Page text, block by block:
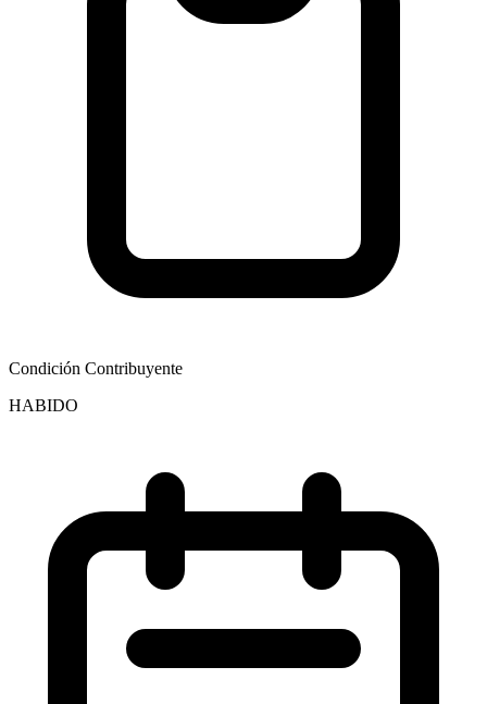
Condición Contribuyente
HABIDO